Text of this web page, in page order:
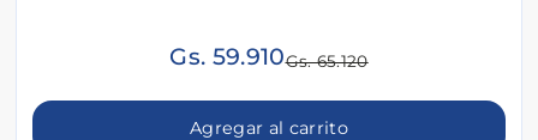
Gs. 59.910Gs. 65.120
Agregar al carrito